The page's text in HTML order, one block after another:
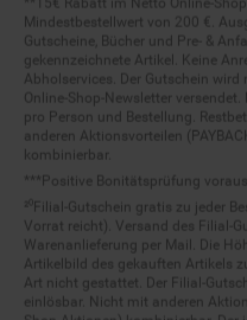
Mindestbestellwert von 200 €.
Gutscheine, Bücher und Pre- &
gekennzeichnete Artikel. Keine
Abholservices. Der Gutschein
Online-Shop-Newsletter
pro Person und Bestellung.
anderen Aktionsvorteilen
kombinierbar.
Vorrat reicht). Versand des Filial-
Warenanlieferung per Mail. Die
Artikelbild des gekauften Artikels
Art nicht gestattet. Der Filial-
einlösbar. Nicht mit anderen
Shop-Aktionen) kombinierbar. Der